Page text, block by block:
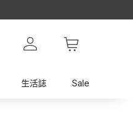
生活誌 Sale